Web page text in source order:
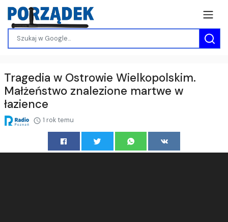
Tragedia w Ostrowie Wielkopolskim.
Małżeństwo znalezione martwe w
łazience
1 rok temu